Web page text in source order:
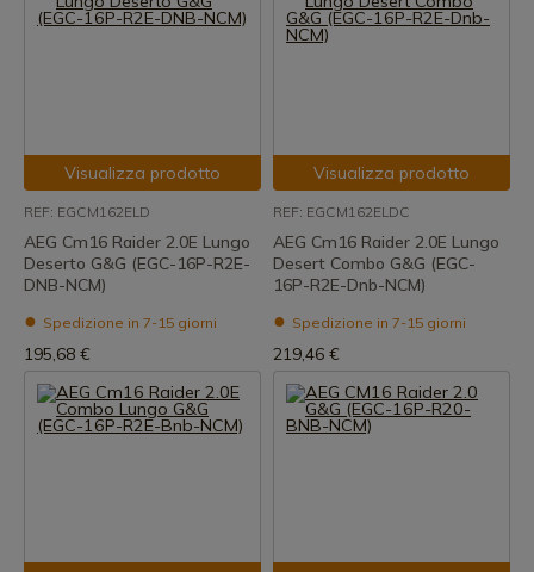
Visualizza prodotto
REF: EGCM162ELD
AEG Cm16 Raider 2.0E Lungo
Deserto G&G (EGC-16P-R2E-
DNB-NCM)
Spedizione in 7-15 giorni
195,68 €
Visualizza prodotto
REF: EGCM162ELDC
AEG Cm16 Raider 2.0E Lungo
Desert Combo G&G (EGC-
16P-R2E-Dnb-NCM)
Spedizione in 7-15 giorni
219,46 €